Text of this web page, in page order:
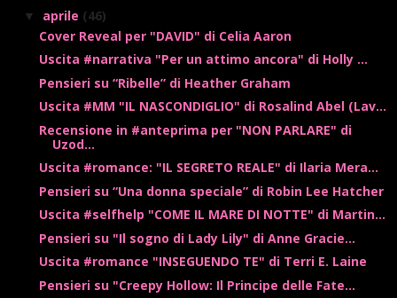
▼ aprile (46)
Cover Reveal per "DAVID" di Celia Aaron
Uscita #narrativa "Per un attimo ancora" di Holly ...
Pensieri su “Ribelle” di Heather Graham
Uscita #MM "IL NASCONDIGLIO" di Rosalind Abel (Lav...
Recensione in #anteprima per "NON PARLARE" di
Uzod...
Uscita #romance: "IL SEGRETO REALE" di Ilaria Mera...
Pensieri su “Una donna speciale” di Robin Lee Hatcher
Uscita #selfhelp "COME IL MARE DI NOTTE" di Martin...
Pensieri su "Il sogno di Lady Lily" di Anne Gracie...
Uscita #romance "INSEGUENDO TE" di Terri E. Laine
Pensieri su "Creepy Hollow: Il Principe delle Fate...